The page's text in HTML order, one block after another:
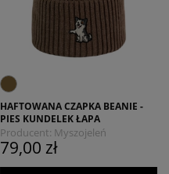
HAFTOWANA CZAPKA BEANIE -
PIES KUNDELEK ŁAPA
Producent: Myszojeleń
79,00 zł